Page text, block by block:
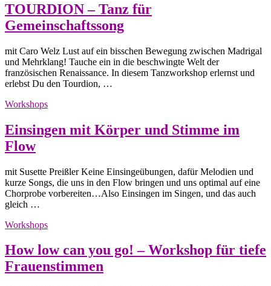
TOURDION – Tanz für
Gemeinschaftssong
mit Caro Welz Lust auf ein bisschen Bewegung zwischen Madrigal
und Mehrklang! Tauche ein in die beschwingte Welt der
französischen Renaissance. In diesem Tanzworkshop erlernst und
erlebst Du den Tourdion, …
Workshops
Einsingen mit Körper und Stimme im
Flow
mit Susette Preißler Keine Einsingeübungen, dafür Melodien und
kurze Songs, die uns in den Flow bringen und uns optimal auf eine
Chorprobe vorbereiten…Also Einsingen im Singen, und das auch
gleich …
Workshops
How low can you go! – Workshop für tiefe
Frauenstimmen